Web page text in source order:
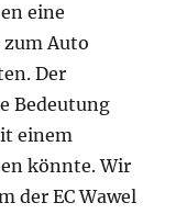
eine
Auto
Der
Bedeutung
einem
könnte. Wir
der EC Wawel